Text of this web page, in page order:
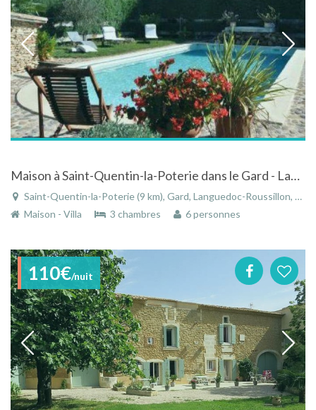
Maison à Saint-Quentin-la-Poterie dans le Gard - Languedoc-Roussillon avec grande piscine et jardin
Saint-Quentin-la-Poterie (9 km), Gard, Languedoc-Roussillon, Occitanie, France
Maison - Villa
3 chambres 6 personnes
110€/nuit